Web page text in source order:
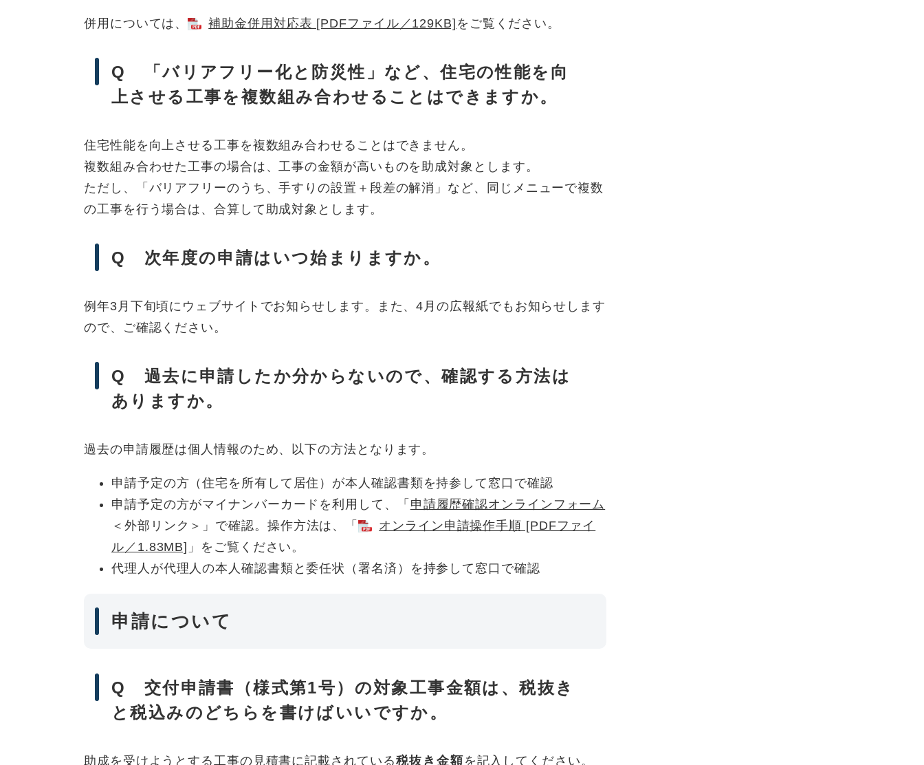
併用については、 補助金併用対応表 [PDFファイル／129KB] をご覧ください。
Q 「バリアフリー化と防災性」など、住宅の性能を向
上させる工事を複数組み合わせることはできますか。
住宅性能を向上させる工事を複数組み合わせることはできません。
複数組み合わせた工事の場合は、工事の金額が高いものを助成対象とします。
ただし、「バリアフリーのうち、手すりの設置＋段差の解消」など、同じメニューで複数
の工事を行う場合は、合算して助成対象とします。
Q 次年度の申請はいつ始まりますか。
例年3月下旬頃にウェブサイトでお知らせします。また、4月の広報紙でもお知らせします
ので、ご確認ください。
Q 過去に申請したか分からないので、確認する方法は
ありますか。
過去の申請履歴は個人情報のため、以下の方法となります。
申請予定の方（住宅を所有して居住）が本人確認書類を持参して窓口で確認
申請予定の方がマイナンバーカードを利用して、「 申請履歴確認オンラインフォーム
＜外部リンク＞ 」で確認。操作方法は、「
オンライン申請操作手順 [PDFファイ
ル／1.83MB] 」をご覧ください。
代理人が代理人の本人確認書類と委任状（署名済）を持参して窓口で確認
申請について
Q 交付申請書（様式第1号）の対象工事金額は、税抜き
と税込みのどちらを書けばいいですか。
助成を受けようとする工事の見積書に記載されている税抜き金額を記入してください。